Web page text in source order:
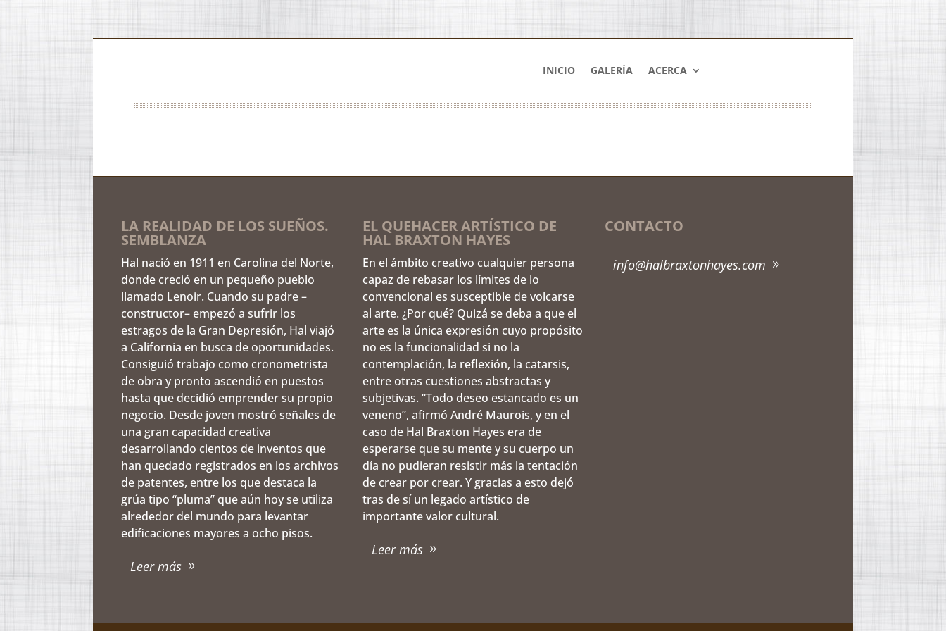
INICIO GALERÍA ACERCA
LA REALIDAD DE LOS SUEÑOS.
SEMBLANZA
Hal nació en 1911 en Carolina del Norte,
donde creció en un pequeño pueblo
llamado Lenoir. Cuando su padre –
constructor– empezó a sufrir los
estragos de la Gran Depresión, Hal viajó
a California en busca de oportunidades.
Consiguió trabajo como cronometrista
de obra y pronto ascendió en puestos
hasta que decidió emprender su propio
negocio. Desde joven mostró señales de
una gran capacidad creativa
desarrollando cientos de inventos que
han quedado registrados en los archivos
de patentes, entre los que destaca la
grúa tipo “pluma” que aún hoy se utiliza
alrededor del mundo para levantar
edificaciones mayores a ocho pisos.
Leer más
EL QUEHACER ARTÍSTICO DE
HAL BRAXTON HAYES
En el ámbito creativo cualquier persona
capaz de rebasar los límites de lo
convencional es susceptible de volcarse
al arte. ¿Por qué? Quizá se deba a que el
arte es la única expresión cuyo propósito
no es la funcionalidad si no la
contemplación, la reflexión, la catarsis,
entre otras cuestiones abstractas y
subjetivas. “Todo deseo estancado es un
veneno”, afirmó André Maurois, y en el
caso de Hal Braxton Hayes era de
esperarse que su mente y su cuerpo un
día no pudieran resistir más la tentación
de crear por crear. Y gracias a esto dejó
tras de sí un legado artístico de
importante valor cultural.
Leer más
CONTACTO
info@halbraxtonhayes.com